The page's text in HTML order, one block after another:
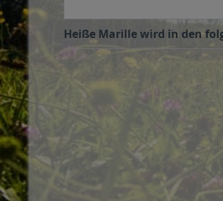
Heiße Marille wird in den